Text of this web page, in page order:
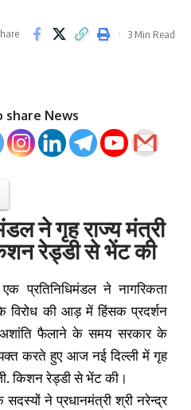
3 Min Read
share News
ने गृह राज्य मंत्री
रेड्डी से भेंट की
एक प्रतिनिधिमंडल ने नागरिकता
की आड़ में हिंसक प्रदर्शन
फैलाने के समय सरकार के
करते हुए आज नई दिल्ली में गृह
किशन रेड्डी से भेंट की।
सदस्यों ने प्रधानमंत्री श्री नरेन्द्र